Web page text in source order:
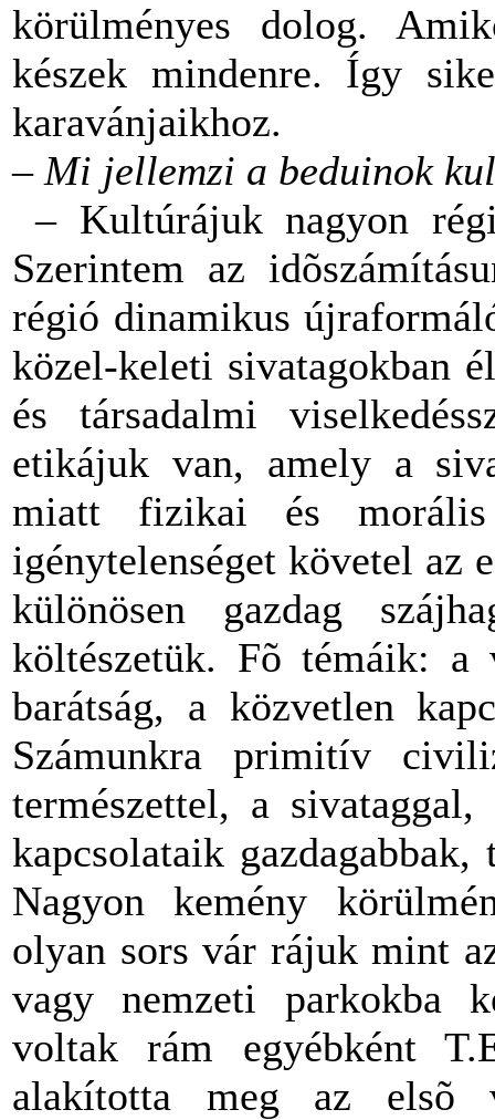
körülményes dolog.
készek mindenre. Így
karavánjaikhoz.
– Mi jellemzi a beduinok
– Kultúrájuk nagyon
Szerintem az
régió dinamikus
közel-keleti sivatagokban
és társadalmi
etikájuk van, amely a
miatt fizikai és morális
igénytelenséget követel az
különösen gazdag
költészetük. Fõ témáik: a
barátság, a közvetlen
Számunkra primitív
természettel, a
kapcsolataik
Nagyon kemény
olyan sors vár rájuk mint
vagy nemzeti parkokba
voltak rám egyébként
alakította meg az elsõ